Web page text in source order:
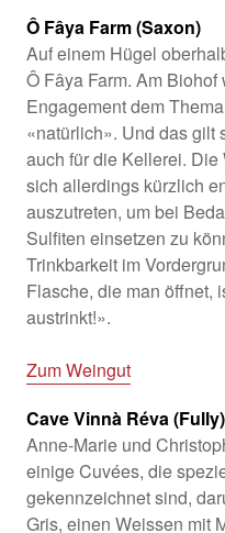
Ô Fâya Farm (Saxon)
Auf einem Hügel
Ô Fâya Farm. Am
Engagement dem
«natürlich». Und das gilt
auch für die Kellerei.
sich allerdings kürzlich
auszutreten, um bei
Sulfiten einsetzen zu
Trinkbarkeit im
Flasche, die man öffnet,
austrinkt!».
Zum Weingut
Cave Vinnà Réva (Fully)
Anne-Marie und
einige Cuvées, die
gekennzeichnet sind,
Gris, einen Weissen mit